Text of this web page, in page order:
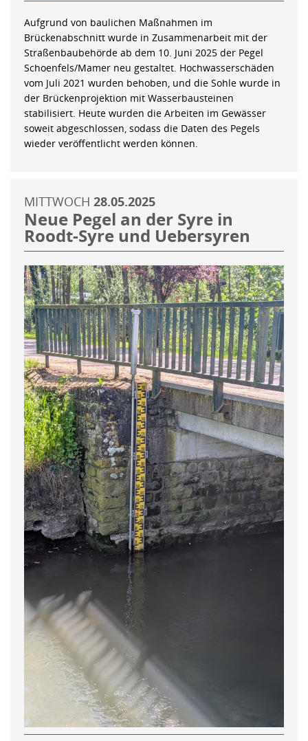
Aufgrund von baulichen Maßnahmen im
Brückenabschnitt wurde in Zusammenarbeit mit der
Straßenbaubehörde ab dem 10. Juni 2025 der Pegel
Schoenfels/Mamer neu gestaltet. Hochwasserschäden
vom Juli 2021 wurden behoben, und die Sohle wurde in
der Brückenprojektion mit Wasserbausteinen
stabilisiert. Heute wurden die Arbeiten im Gewässer
soweit abgeschlossen, sodass die Daten des Pegels
wieder veröffentlicht werden können.
MITTWOCH 28.05.2025
Neue Pegel an der Syre in
Roodt-Syre und Uebersyren